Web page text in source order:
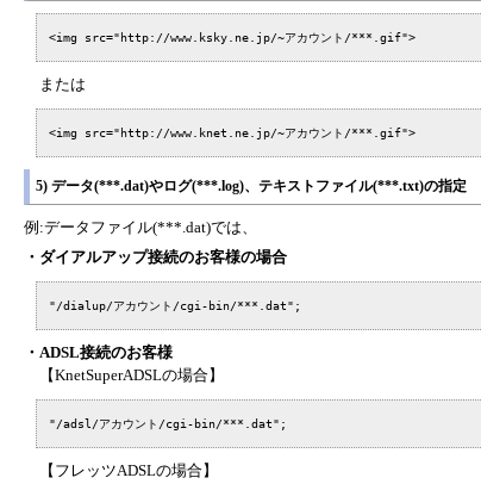
<img src="http://www.ksky.ne.jp/~アカウント/***.gif">
または
<img src="http://www.knet.ne.jp/~アカウント/***.gif">
5) データ(***.dat)やログ(***.log)、テキストファイル(***.txt)の指定
例:データファイル(***.dat)では、
・ダイアルアップ接続のお客様の場合
"/dialup/アカウント/cgi-bin/***.dat";
・ADSL接続のお客様
【KnetSuperADSLの場合】
"/adsl/アカウント/cgi-bin/***.dat";
【フレッツADSLの場合】